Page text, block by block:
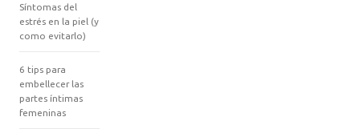
Síntomas del
estrés en la piel (y
como evitarlo)
6 tips para
embellecer las
partes íntimas
femeninas